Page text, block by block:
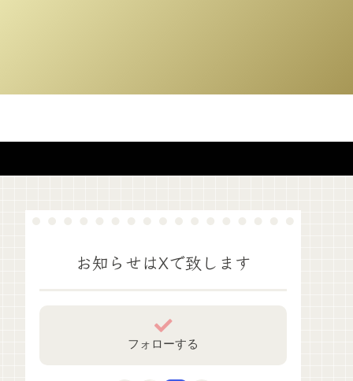
お知らせはXで致します
フォローする